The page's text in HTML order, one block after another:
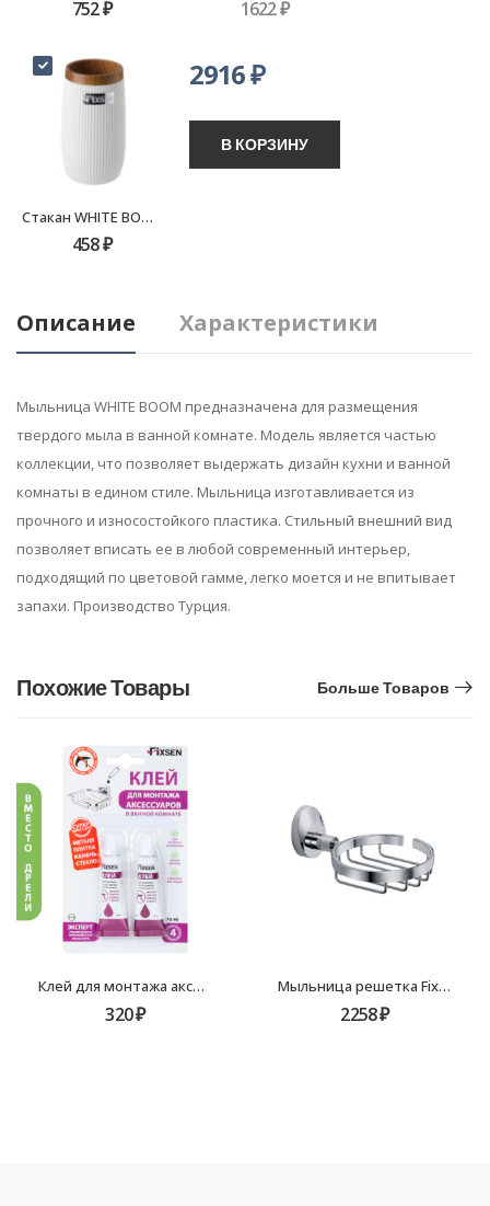
752₽ 1622₽
Стакан WHITE BOOM FX-412-3
458₽
2916₽
В КОРЗИНУ
Описание Характеристики
Мыльница WHITE BOOM предназначена для размещения
твердого мыла в ванной комнате. Модель является частью
коллекции, что позволяет выдержать дизайн кухни и ванной
комнаты в едином стиле. Мыльница изготавливается из
прочного и износостойкого пластика. Стильный внешний вид
позволяет вписать ее в любой современный интерьер,
подходящий по цветовой гамме, легко моется и не впитывает
запахи. Производство Турция.
Похожие Товары Больше Товаров
Клей для монтажа аксессуаров Fixsen FX-90
320₽
Мыльница решетка Fixsen Europa FX-21809
2258₽